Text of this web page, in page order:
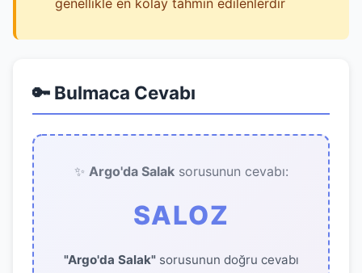
genellikle en kolay tahmin edilenlerdir
🔑 Bulmaca Cevabı
✨ Argo'da Salaksorusunun cevabı:
SALOZ
"Argo'da Salak"sorusunun doğru cevabı